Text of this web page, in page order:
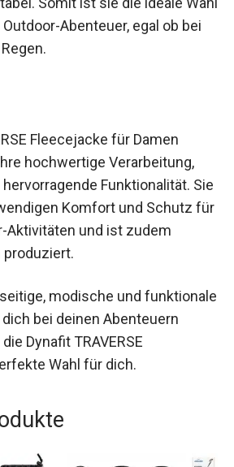
Somit ist sie die ideale
Outdoor-Abenteuer, egal
oder Regen.
Fleecejacke für Damen
hochwertige Verarbeitung,
Funktionalität.
Komfort und
Outdoor-Aktivitäten und ist
produziert.
modische und
die dich bei deinen
dann ist die Dynafit
die perfekte Wahl für